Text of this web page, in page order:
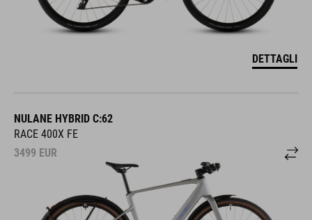
DETTAGLI
NULANE HYBRID C:62
RACE 400X FE
3499 EUR